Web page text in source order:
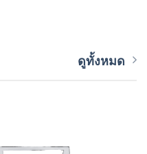
ดูทั้งหมด